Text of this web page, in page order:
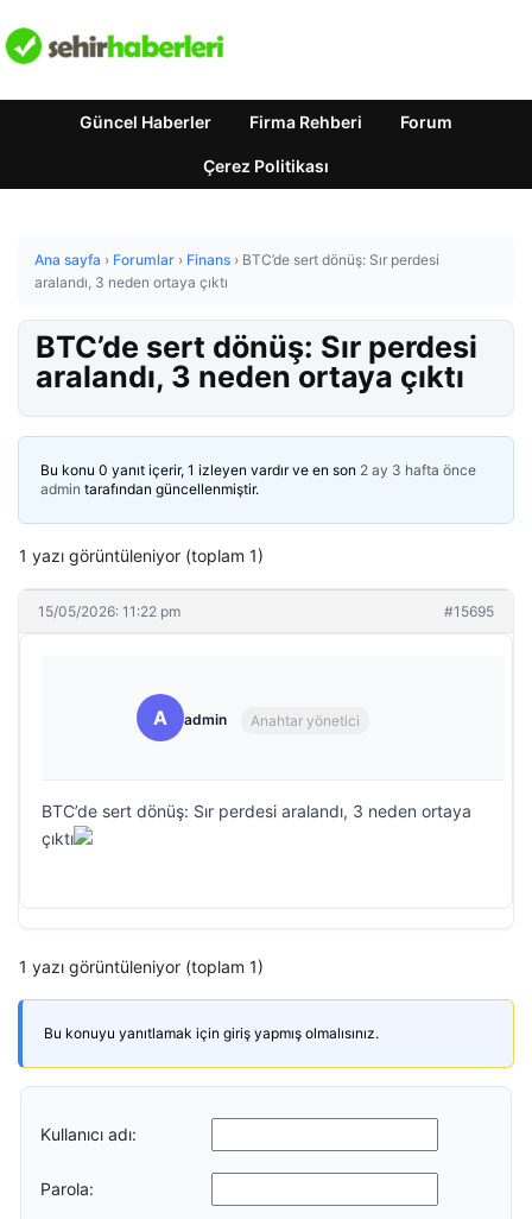
Güncel Haberler Firma Rehberi Forum
Çerez Politikası
Ana sayfa › Forumlar › Finans › BTC’de sert dönüş: Sır perdesi
aralandı, 3 neden ortaya çıktı
BTC’de sert dönüş: Sır perdesi
aralandı, 3 neden ortaya çıktı
Bu konu 0 yanıt içerir, 1 izleyen vardır ve en son 2 ay 3 hafta önce
admin tarafından güncellenmiştir.
1 yazı görüntüleniyor (toplam 1)
15/05/2026: 11:22 pm #15695
A admin Anahtar yönetici
BTC’de sert dönüş: Sır perdesi aralandı, 3 neden ortaya
çıktı
1 yazı görüntüleniyor (toplam 1)
Bu konuyu yanıtlamak için giriş yapmış olmalısınız.
Kullanıcı adı:
Parola: